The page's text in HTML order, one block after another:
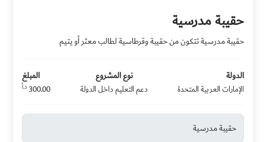
حقيبة مدرسية
حقيبة مدرسية تتكون من حقيبة وقرطاسية لطالب معثر أو يتيم
الدولة
الإمارات العربية المتحدة
نوع المشروع
دعم التعليم داخل الدولة
المبلغ
300.00 د.أ